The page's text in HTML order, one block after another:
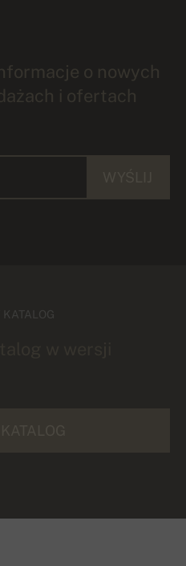
o nowych
i ofertach